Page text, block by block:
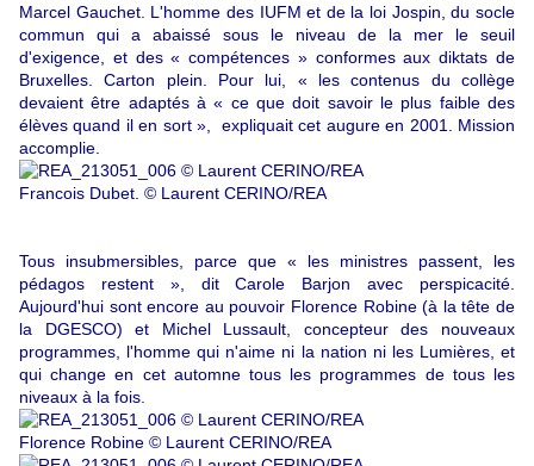
Marcel Gauchet. L'homme des IUFM et de la loi Jospin, du socle
commun qui a abaissé sous le niveau de la mer le seuil
d'exigence, et des « compétences » conformes aux diktats de
Bruxelles. Carton plein. Pour lui, « les contenus du collège
devaient être adaptés à « ce que doit savoir le plus faible des
élèves quand il en sort », expliquait cet augure en 2001. Mission
accomplie.
Francois Dubet. © Laurent CERINO/REA
Tous insubmersibles, parce que « les ministres passent, les
pédagos restent », dit Carole Barjon avec perspicacité.
Aujourd'hui sont encore au pouvoir Florence Robine (à la tête de
la DGESCO) et Michel Lussault, concepteur des nouveaux
programmes, l'homme qui n'aime ni la nation ni les Lumières, et
qui change en cet automne tous les programmes de tous les
niveaux à la fois.
Florence Robine © Laurent CERINO/REA